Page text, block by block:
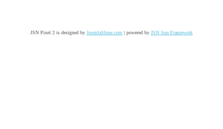
JSN Pixel 2 is designed by JoomlaShine.com | powered by JSN Sun Framework